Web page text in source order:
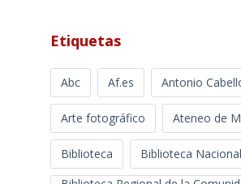
Etiquetas
Abc Af.es Antonio
Arte fotográfico Ateneo de
Biblioteca
Biblioteca Nacional